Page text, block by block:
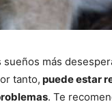
más
tanto, puede estar
. Te